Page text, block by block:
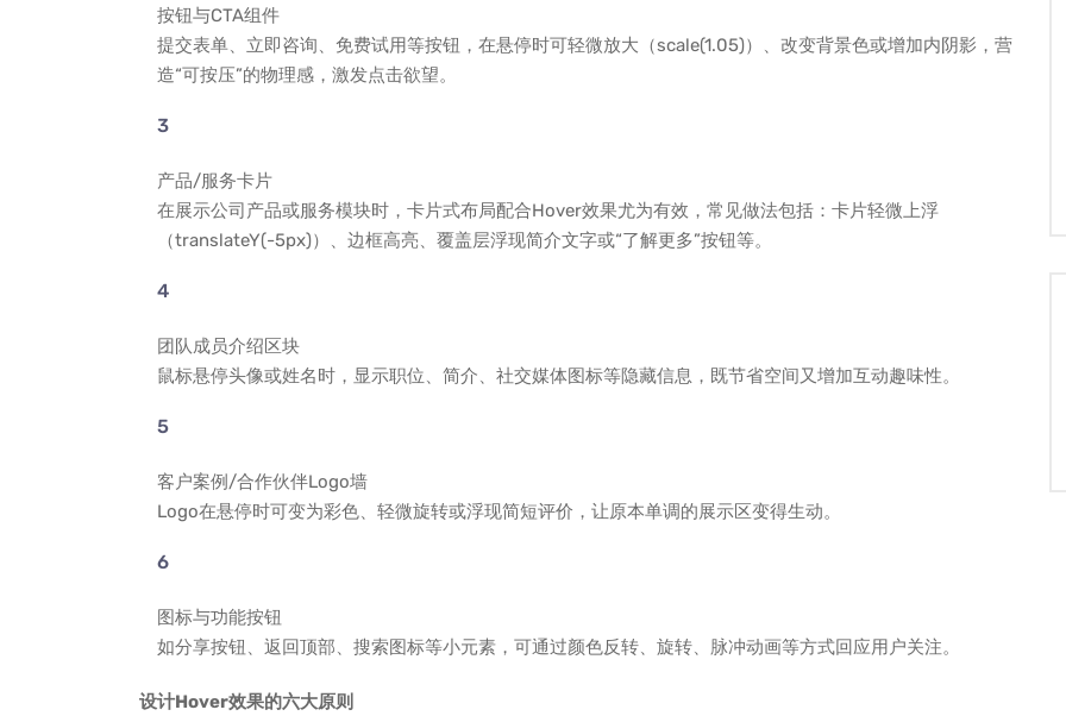
按钮与CTA组件
提交表单、立即咨询、免费试用等按钮，在悬停时可轻微放大（scale(1.05)）、改变背景色或增加内阴影，营
造“可按压”的物理感，激发点击欲望。
产品/服务卡片
在展示公司产品或服务模块时，卡片式布局配合Hover效果尤为有效，常见做法包括：卡片轻微上浮
（translateY(-5px)）、边框高亮、覆盖层浮现简介文字或“了解更多”按钮等。
团队成员介绍区块
鼠标悬停头像或姓名时，显示职位、简介、社交媒体图标等隐藏信息，既节省空间又增加互动趣味性。
客户案例/合作伙伴Logo墙
Logo在悬停时可变为彩色、轻微旋转或浮现简短评价，让原本单调的展示区变得生动。
图标与功能按钮
如分享按钮、返回顶部、搜索图标等小元素，可通过颜色反转、旋转、脉冲动画等方式回应用户关注。
设计Hover效果的六大原则